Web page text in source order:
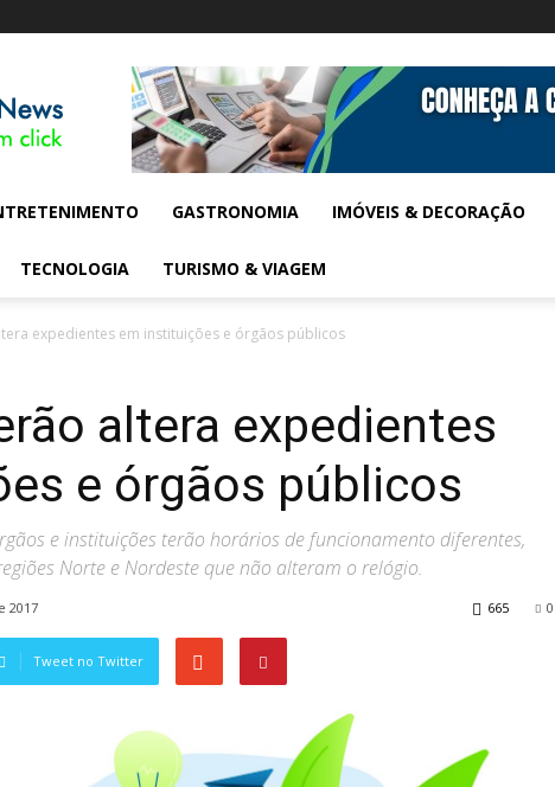
GASTRONOMIA IMÓVEIS & DECORAÇÃO
TECNOLOGIA TURISMO & VIAGEM
expedientes em instituições e órgãos públicos
altera expedientes
e órgãos públicos
e instituições terão horários de funcionamento diferentes,
Norte e Nordeste que não alteram o relógio.
2017 0
665
Tweet no Twitter